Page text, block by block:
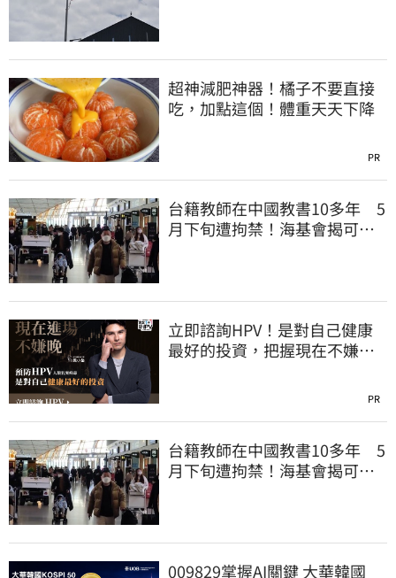
超神減肥神器！橘子不要直接
吃，加點這個！體重天天下降
PR
台籍教師在中國教書10多年 5
月下旬遭拘禁！海基會揭可能
立即諮詢HPV！是對自己健康
最好的投資，把握現在不嫌
PR
台籍教師在中國教書10多年 5
月下旬遭拘禁！海基會揭可能
009829掌握AI關鍵 大華韓國